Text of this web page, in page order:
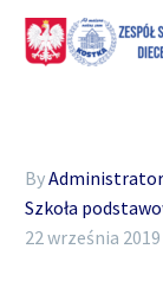
ByAdministrator
Szkoła
22 września 2019